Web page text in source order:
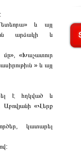
և այլ
արձակի և
մը», «Խաչատուր
» և այլ
է հղկված և
Աբովյանի «Վերք
կատարել